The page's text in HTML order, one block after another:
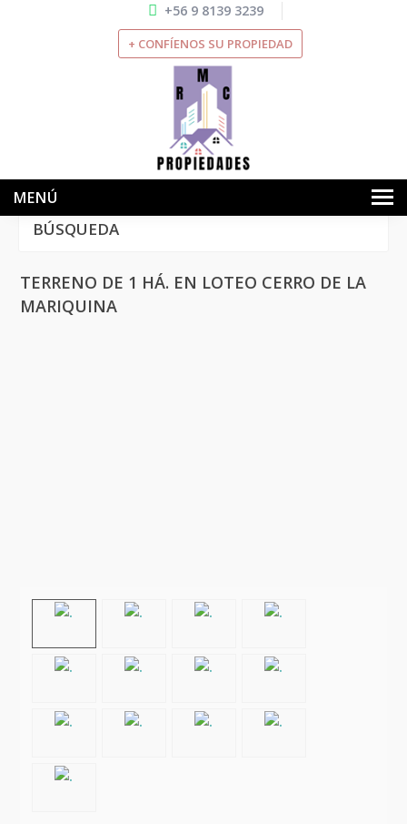
+56 9 8139 3239
+ CONFÍENOS SU PROPIEDAD
MENÚ
INICIO
VENTAS
BÚSQUEDA
TERRENO DE 1 HÁ. EN LOTEO CERRO DE LA
MARIQUINA